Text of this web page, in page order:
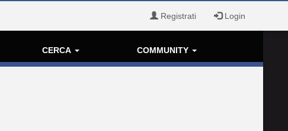
Registrati Login
CERCA COMMUNITY